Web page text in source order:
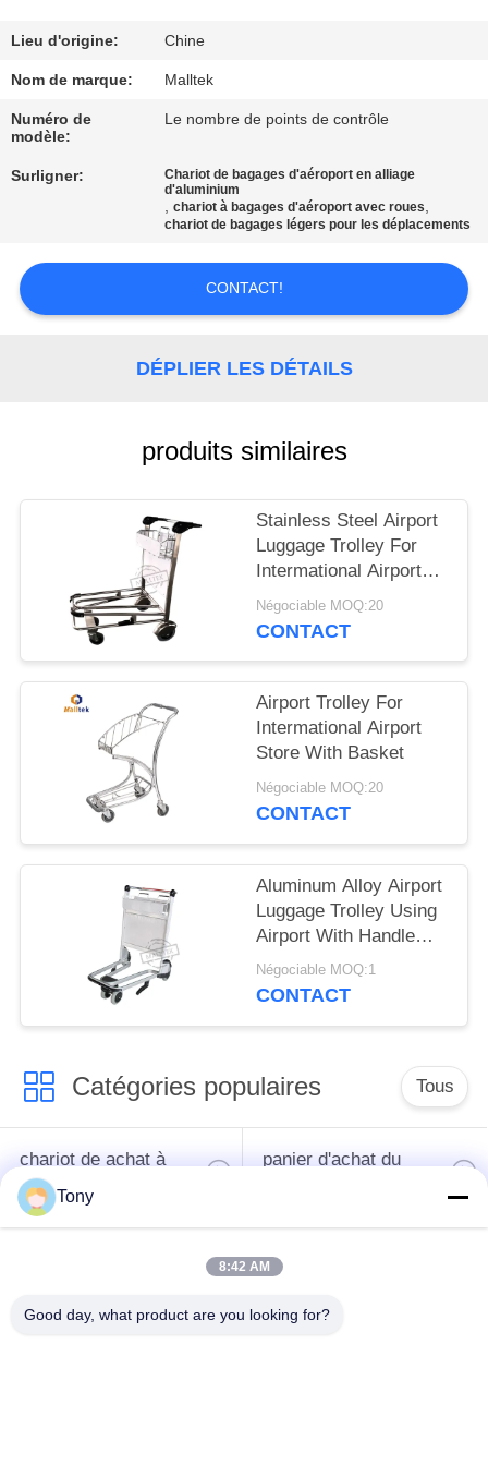
D'USINE
CONTRÔLE
DE
QUALITÉ
CONTACTEZ-
NOUS
NOUVELLES
CITATION
PRIVACY
POLICY
Lieu d'origine: Chine
Nom de marque: Malltek
Numéro de
modèle:
Le nombre de points de contrôle
Surligner:
Chariot de bagages d'aéroport en alliage
d'aluminium
,chariot à bagages d'aéroport avec roues,
chariot de bagages légers pour les déplacements
CONTACT!
DÉPLIER LES DÉTAILS
produits similaires
Stainless Steel Airport
Luggage Trolley For
Intermational Airport
Using With Double
Layer
Négociable MOQ:20
CONTACT
Airport Trolley For
Intermational Airport
Store With Basket
Négociable MOQ:20
CONTACT
Aluminum Alloy Airport
Luggage Trolley Using
Airport With Handle
Released Brake
Négociable MOQ:1
CONTACT
Catégories populaires Tous
chariot de achat à
supermarché
panier d'achat du
en treillis métallique
Tony
8:42 AM
Good day, what product are you looking for?